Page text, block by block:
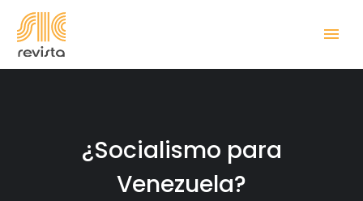
¿Socialismo para
Venezuela?